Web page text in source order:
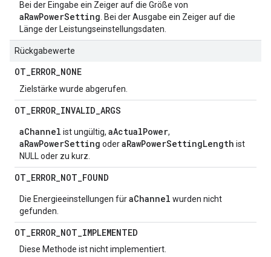
Bei der Eingabe ein Zeiger auf die Größe von
aRawPowerSetting . Bei der Ausgabe ein Zeiger auf die
Länge der Leistungseinstellungsdaten.
Rückgabewerte
OT_ERROR_NONE
Zielstärke wurde abgerufen.
OT_ERROR_INVALID_ARGS
aChannel ist ungültig, aActualPower,
aRawPowerSetting oderaRawPowerSettingLength ist
NULL oder zu kurz.
OT_ERROR_NOT_FOUND
Die Energieeinstellungen füraChannel wurden nicht
gefunden.
OT_ERROR_NOT_IMPLEMENTED
Diese Methode ist nicht implementiert.